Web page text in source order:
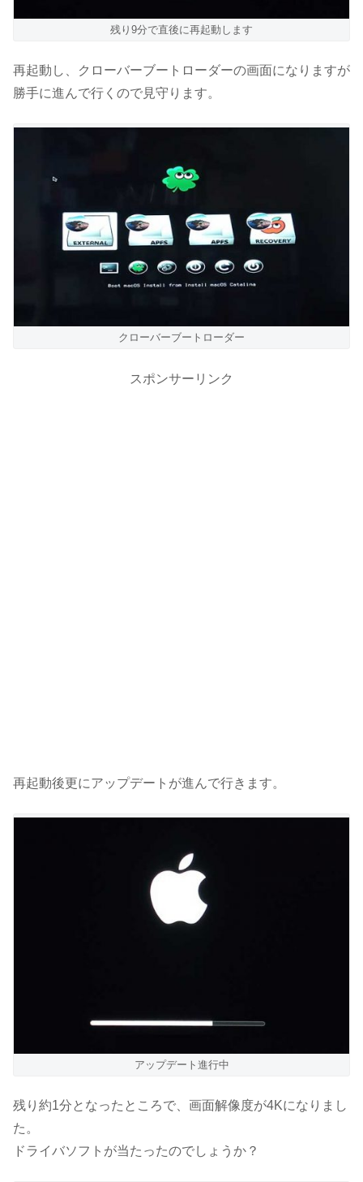
残り9分で直後に再起動します
再起動し、クローバーブートローダーの画面になりますが
勝手に進んで行くので見守ります。
クローバーブートローダー
スポンサーリンク
再起動後更にアップデートが進んで行きます。
アップデート進行中
残り約1分となったところで、画面解像度が4Kになりまし
た。
ドライバソフトが当たったのでしょうか？